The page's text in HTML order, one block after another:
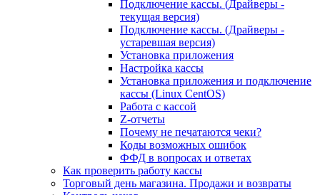
Подключение кассы. (Драйверы -
текущая версия)
Подключение кассы. (Драйверы -
устаревшая версия)
Установка приложения
Настройка кассы
Установка приложения и подключение
кассы (Linux CentOS)
Работа с кассой
Z-отчеты
Почему не печатаются чеки?
Коды возможных ошибок
ФФД в вопросах и ответах
Как проверить работу кассы
Торговый день магазина. Продажи и возвраты